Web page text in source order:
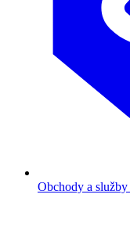
Obchody a služby